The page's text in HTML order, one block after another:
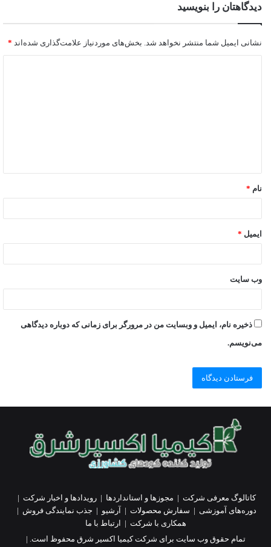
دیدگاهتان را بنویسید
نشانی ایمیل شما منتشر نخواهد شد. بخش‌های موردنیاز علامت‌گذاری شده‌اند *
نام *
ایمیل *
وب‌ سایت
ذخیره نام، ایمیل و وبسایت من در مرورگر برای زمانی که دوباره دیدگاهی
می‌نویسم.
کاتالوگ معرفی شرکت | مجوزها و استانداردها |رویدادها و اخبار شرکت |
دوره‌های آموزشی | سفارش محصولات | آرشیو | جذب نمایندگی فروش |
همکاری با شرکت |
ارتباط با ما
تمام حقوق وب سایت برای شرکت کیمیا اکسیر شرق محفوظ است. |